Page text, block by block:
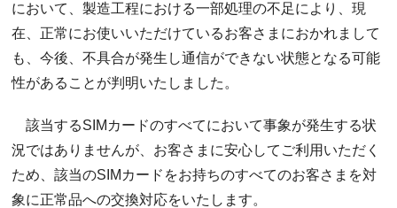
において、製造工程における一部処理の不足により、現
在、正常にお使いいただけているお客さまにおかれまして
も、今後、不具合が発生し通信ができない状態となる可能
性があることが判明いたしました。
該当するSIMカードのすべてにおいて事象が発生する状
況ではありませんが、お客さまに安心してご利用いただく
ため、該当のSIMカードをお持ちのすべてのお客さまを対
象に正常品への交換対応をいたします。